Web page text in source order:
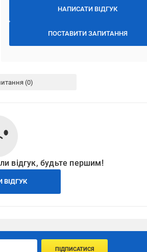
НАПИСАТИ ВІДГУК
ПОСТАВИТИ ЗАПИТАННЯ
відгук, будьте першим!
ВІДГУК
ПІДПИСАТИСЯ